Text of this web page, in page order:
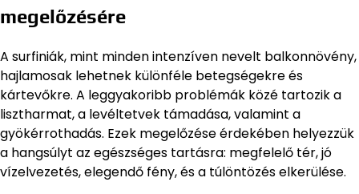
megelőzésére
A surfiniák, mint minden intenzíven nevelt balkonnövény,
hajlamosak lehetnek különféle betegségekre és
kártevőkre. A leggyakoribb problémák közé tartozik a
lisztharmat, a levéltetvek támadása, valamint a
gyökérrothadás. Ezek megelőzése érdekében helyezzük
a hangsúlyt az egészséges tartásra: megfelelő tér, jó
vízelvezetés, elegendő fény, és a túlöntözés elkerülése.